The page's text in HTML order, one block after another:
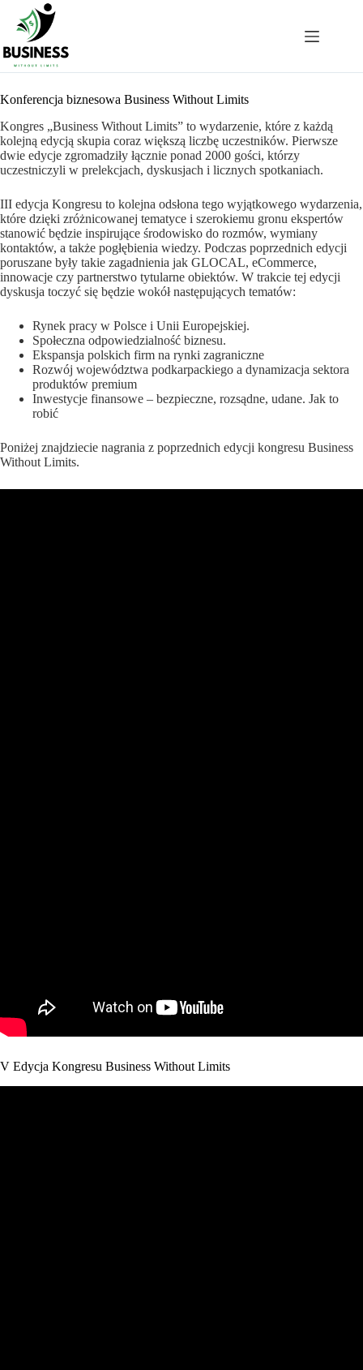
Przejdź
treści
Konferencja biznesowa Business Without Limits
Kongres „Business Without Limits” to wydarzenie, które z każdą
kolejną edycją skupia coraz większą liczbę uczestników. Pierwsze
dwie edycje zgromadziły łącznie ponad 2000 gości, którzy
uczestniczyli w prelekcjach, dyskusjach i licznych spotkaniach.
III edycja Kongresu to kolejna odsłona tego wyjątkowego wydarzenia,
które dzięki zróżnicowanej tematyce i szerokiemu gronu ekspertów
stanowić będzie inspirujące środowisko do rozmów, wymiany
kontaktów, a także pogłębienia wiedzy. Podczas poprzednich edycji
poruszane były takie zagadnienia jak GLOCAL, eCommerce,
innowacje czy partnerstwo tytularne obiektów. W trakcie tej edycji
dyskusja toczyć się będzie wokół następujących tematów:
Rynek pracy w Polsce i Unii Europejskiej.
Społeczna odpowiedzialność biznesu.
Ekspansja polskich firm na rynki zagraniczne
Rozwój województwa podkarpackiego a dynamizacja sektora
produktów premium
Inwestycje finansowe – bezpieczne, rozsądne, udane. Jak to
robić
Poniżej znajdziecie nagrania z poprzednich edycji kongresu Business
Without Limits.
V Edycja Kongresu Business Without Limits